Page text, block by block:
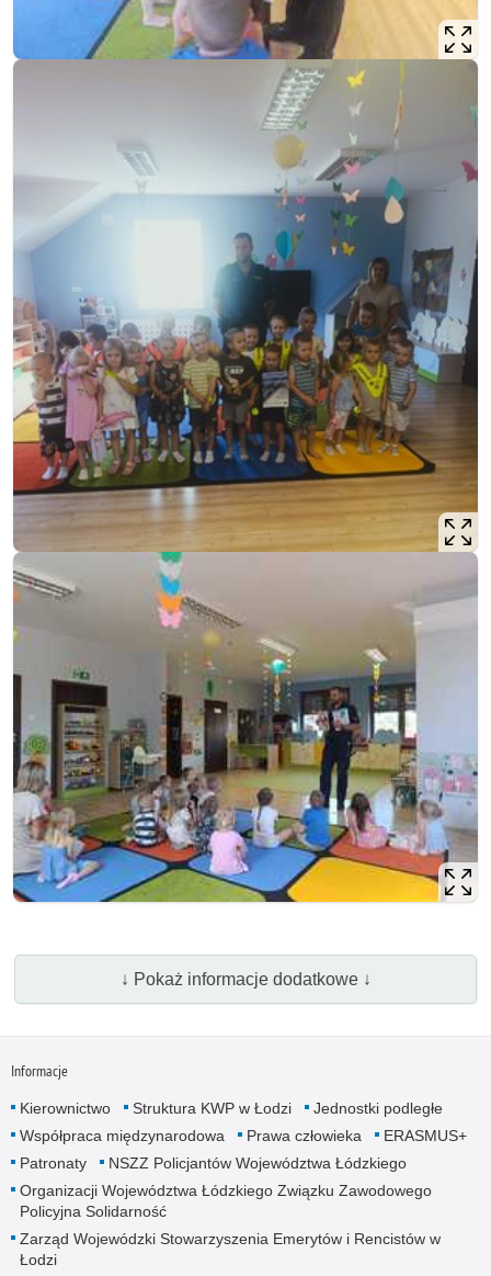
↓ Pokaż informacje dodatkowe ↓
Informacje
Kierownictwo Struktura KWP w Łodzi
Jednostki podległe
Współpraca międzynarodowa
Prawa człowieka
ERASMUS+
Patronaty
NSZZ Policjantów Województwa Łódzkiego
Organizacji Województwa Łódzkiego Związku Zawodowego
Policyjna Solidarność
Zarząd Wojewódzki Stowarzyszenia Emerytów i Rencistów w
Łodzi